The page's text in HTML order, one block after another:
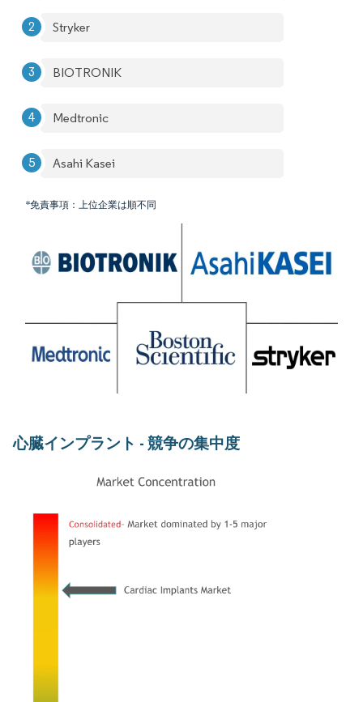
Stryker
BIOTRONIK
Medtronic
Asahi Kasei
*免責事項：上位企業は順不同
心臓インプラント - 競争の集中度